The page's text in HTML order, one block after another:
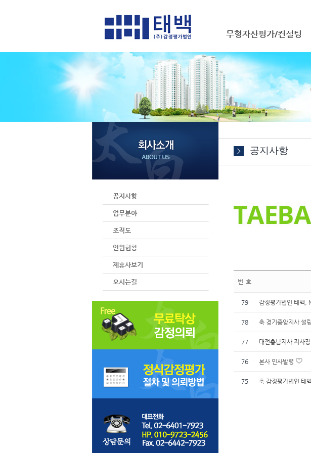
무형자산평가/컨설팅
영업권
특허권
상표권
기타
공지사항
업무분야
조직도
인원현황
제휴사보기
오시는길
공지사항
번 호
79 감정평가법인 태백,
78 축 경기중앙지사 설립
77 대전충남지사 지사
76 본사 인사발령
75 축 감정평가법인 태